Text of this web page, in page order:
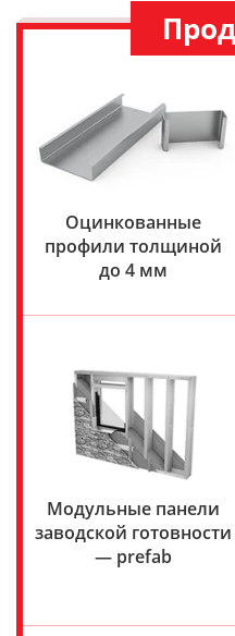
Оцинкованные
профили толщиной
до 4 мм
Модульные панели
заводской готовности
— prefab